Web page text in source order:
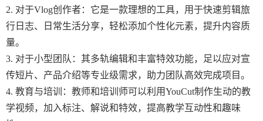
2. 对于Vlog创作者：它是一款理想的工具，用于快速剪辑旅
行日志、日常生活分享，轻松添加个性化元素，提升内容质
量。
3. 对于小型团队：其多轨编辑和丰富特效功能，足以应对宣
传短片、产品介绍等专业级需求，助力团队高效完成项目。
4. 教育与培训：教师和培训师可以利用YouCut制作生动的教
学视频，加入标注、解说和特效，提高教学互动性和趣味